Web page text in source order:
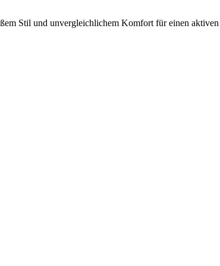
Stil und unvergleichlichem Komfort für einen